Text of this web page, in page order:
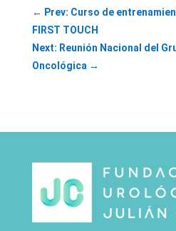
← Prev: Curso de
FIRST TOUCH
Next: Reunión Nacional del
Oncológica →